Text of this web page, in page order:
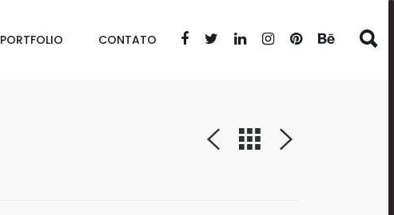
PORTFOLIO CONTATO